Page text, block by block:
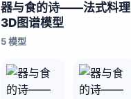
器与食的诗——法式料理
3D图谱模型
5 模型